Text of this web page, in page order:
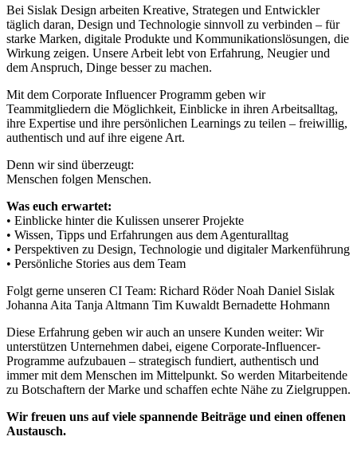
Bei Sislak Design arbeiten Kreative, Strategen und Entwickler
täglich daran, Design und Technologie sinnvoll zu verbinden – für
starke Marken, digitale Produkte und Kommunikationslösungen, die
Wirkung zeigen. Unsere Arbeit lebt von Erfahrung, Neugier und
dem Anspruch, Dinge besser zu machen.
Mit dem Corporate Influencer Programm geben wir
Teammitgliedern die Möglichkeit, Einblicke in ihren Arbeitsalltag,
ihre Expertise und ihre persönlichen Learnings zu teilen – freiwillig,
authentisch und auf ihre eigene Art.
Denn wir sind überzeugt:
Menschen folgen Menschen.
Was euch erwartet:
• Einblicke hinter die Kulissen unserer Projekte
• Wissen, Tipps und Erfahrungen aus dem Agenturalltag
• Perspektiven zu Design, Technologie und digitaler Markenführung
• Persönliche Stories aus dem Team
Folgt gerne unseren CI Team: Richard Röder Noah Daniel Sislak
Johanna Aita Tanja Altmann Tim Kuwaldt Bernadette Hohmann
Diese Erfahrung geben wir auch an unsere Kunden weiter: Wir
unterstützen Unternehmen dabei, eigene Corporate-Influencer-
Programme aufzubauen – strategisch fundiert, authentisch und
immer mit dem Menschen im Mittelpunkt. So werden Mitarbeitende
zu Botschaftern der Marke und schaffen echte Nähe zu Zielgruppen.
Wir freuen uns auf viele spannende Beiträge und einen offenen
Austausch.